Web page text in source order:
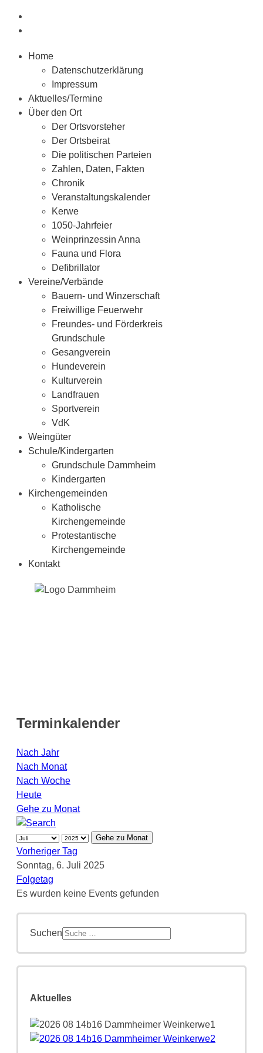
Home
Datenschutzerklärung
Impressum
Aktuelles/Termine
Über den Ort
Der Ortsvorsteher
Der Ortsbeirat
Die politischen Parteien
Zahlen, Daten, Fakten
Chronik
Veranstaltungskalender
Kerwe
1050-Jahrfeier
Weinprinzessin Anna
Fauna und Flora
Defibrillator
Vereine/Verbände
Bauern- und Winzerschaft
Freiwillige Feuerwehr
Freundes- und Förderkreis
Grundschule
Gesangverein
Hundeverein
Kulturverein
Landfrauen
Sportverein
VdK
Weingüter
Schule/Kindergarten
Grundschule Dammheim
Kindergarten
Kirchengemeinden
Katholische
Kirchengemeinde
Protestantische
Kirchengemeinde
Kontakt
Terminkalender
Nach Jahr
Nach Monat
Nach Woche
Heute
Gehe zu Monat
Gehe zu Monat
Vorheriger Tag
Sonntag, 6. Juli 2025
Folgetag
Es wurden keine Events gefunden
Suchen
Aktuelles